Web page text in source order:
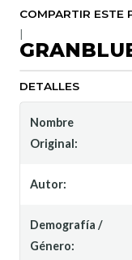
COMPARTIR ESTE
DETALLES
Nombre
Original:
Autor:
Demografía /
Género: